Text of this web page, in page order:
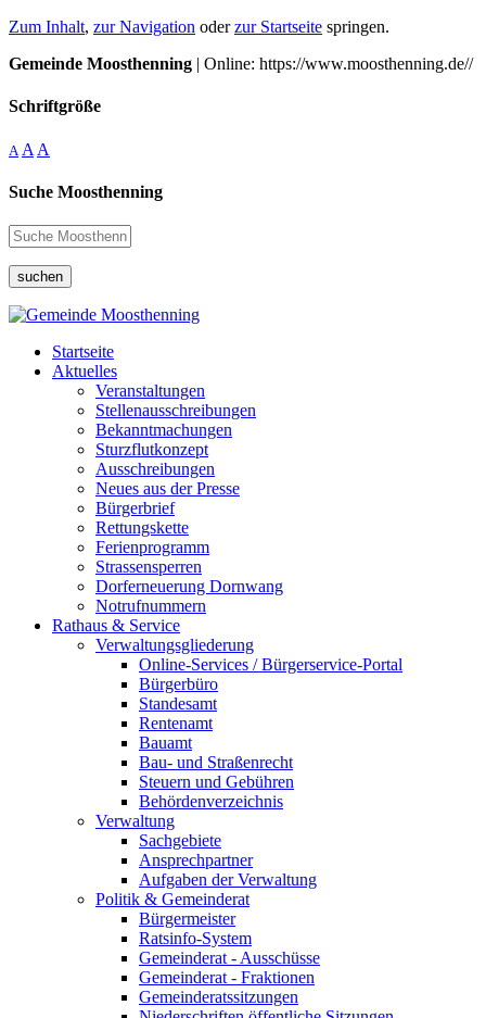
Zum Inhalt, zur Navigation oderzur Startseite springen.
Gemeinde Moosthenning | Online: https://www.moosthenning.de//
Schriftgröße
A A A
Suche Moosthenning
suchen
Startseite
Aktuelles
Veranstaltungen
Stellenausschreibungen
Bekanntmachungen
Sturzflutkonzept
Ausschreibungen
Neues aus der Presse
Bürgerbrief
Rettungskette
Ferienprogramm
Strassensperren
Dorferneuerung Dornwang
Notrufnummern
Rathaus & Service
Verwaltungsgliederung
Online-Services / Bürgerservice-Portal
Bürgerbüro
Standesamt
Rentenamt
Bauamt
Bau- und Straßenrecht
Steuern und Gebühren
Behördenverzeichnis
Verwaltung
Sachgebiete
Ansprechpartner
Aufgaben der Verwaltung
Politik & Gemeinderat
Bürgermeister
Ratsinfo-System
Gemeinderat - Ausschüsse
Gemeinderat - Fraktionen
Gemeinderatssitzungen